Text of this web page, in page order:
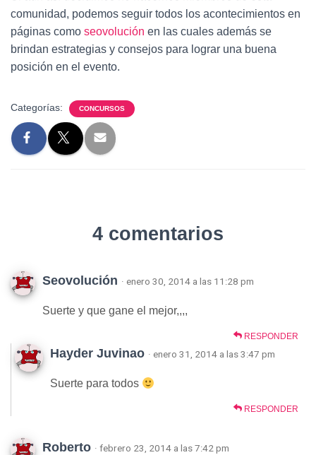
comunidad, podemos seguir todos los acontecimientos en
páginas como seovolución en las cuales además se
brindan estrategias y consejos para lograr una buena
posición en el evento.
Categorías: CONCURSOS
4 comentarios
Seovolución · enero 30, 2014 a las 11:28 pm
Suerte y que gane el mejor,,,,
RESPONDER
Hayder Juvinao · enero 31, 2014 a las 3:47 pm
Suerte para todos
RESPONDER
Roberto · febrero 23, 2014 a las 7:42 pm